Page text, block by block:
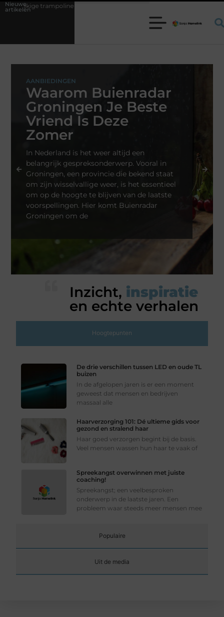
Nieuwe
artikelen
jouw tuin 5 keuzes die je huis minder standaard maken
AANBIEDINGEN
Waarom Buienradar
Groningen Je Beste
Vriend Is Deze
Zomer
In Nederland is het weer altijd een
belangrijk gespreksonderwerp. Vooral in
Groningen, een provincie die bekend staat
om zijn wisselvallige weer, is het essentieel
om op de hoogte te blijven van de laatste
voorspellingen. Hier komt Buienradar
Groningen om de
Inzicht, inspiratie
en echte verhalen
Hoogtepunten
Populaire
Uit de media
De drie verschillen tussen LED en oude TL
buizen
In de afgelopen jaren is er een moment
geweest dat mensen en bedrijven
massaal alle
Haarverzorging 101: Dé ultieme gids voor
gezond en stralend haar
Haar goed verzorgen begint bij de basis.
Veel mensen wassen hun haar te vaak of
Spreekangst overwinnen met juiste
coaching!
Spreekangst; een veelbesproken
onderwerp in de laatste jaren. Een
probleem waar steeds meer mensen mee